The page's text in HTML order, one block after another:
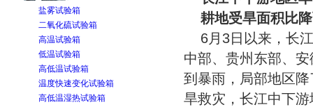
盐雾试验箱
二氧化硫试验箱
高温试验箱
低温试验箱
高低温试验箱
温度快速变化试验箱
高低温湿热试验箱
耕地受旱面积比
6月3日以来，长
中部、贵州东部、
到暴雨，局部地区
旱救灾，长江中下